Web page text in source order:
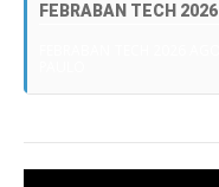
FEBRABAN TECH 2026